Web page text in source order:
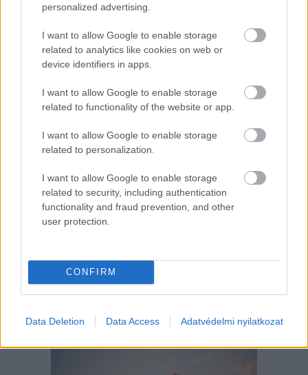
personalized advertising.
I want to allow Google to enable storage
related to analytics like cookies on web or
device identifiers in apps.
I want to allow Google to enable storage
related to functionality of the website or app.
I want to allow Google to enable storage
related to personalization.
I want to allow Google to enable storage
related to security, including authentication
functionality and fraud prevention, and other
user protection.
CONFIRM
Data Deletion Data Access Adatvédelmi nyilatkozat
Toronymagasan verte a mezőnyt:
ez lett a magyarok kedvenc
bővül a család